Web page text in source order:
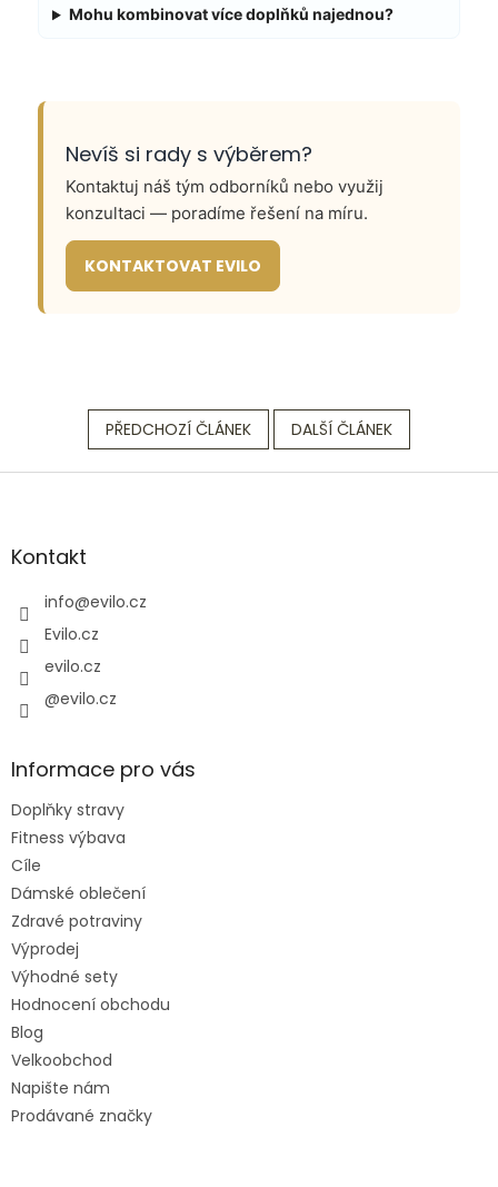
Mohu kombinovat více doplňků najednou?
Nevíš si rady s výběrem?
Kontaktuj náš tým odborníků nebo využij
konzultaci — poradíme řešení na míru.
KONTAKTOVAT EVILO
PŘEDCHOZÍ ČLÁNEK DALŠÍ ČLÁNEK
Z
aKontakt
info@evilo.cz
Evilo.cz
evilo.cz
@evilo.cz
Informace pro vás
Doplňky stravy
Fitness výbava
Cíle
Dámské oblečení
Zdravé potraviny
Výprodej
Výhodné sety
Hodnocení obchodu
Blog
Velkoobchod
Napište nám
Prodávané značky